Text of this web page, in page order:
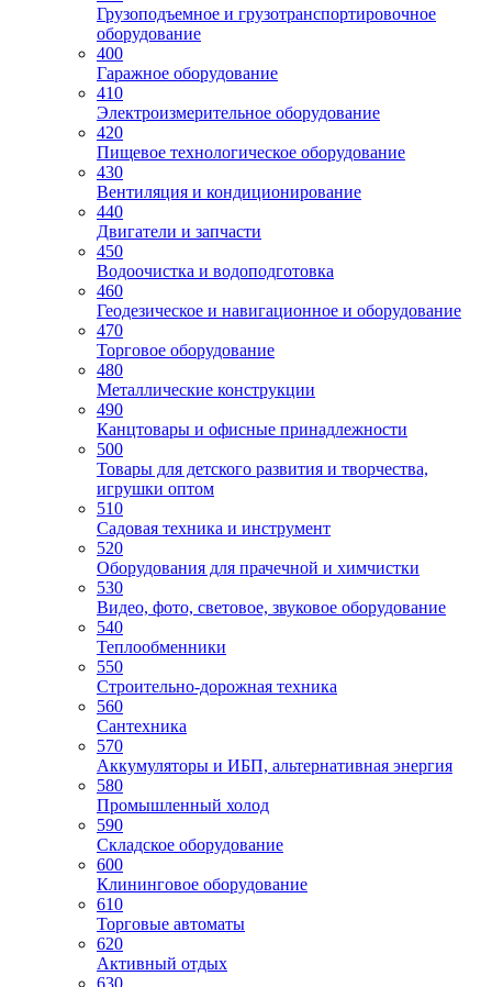
Грузоподъемное и грузотранспортировочное
оборудование
400
Гаражное оборудование
410
Электроизмерительное оборудование
420
Пищевое технологическое оборудование
430
Вентиляция и кондиционирование
440
Двигатели и запчасти
450
Водоочистка и водоподготовка
460
Геодезическое и навигационное и оборудование
470
Торговое оборудование
480
Металлические конструкции
490
Канцтовары и офисные принадлежности
500
Товары для детского развития и творчества,
игрушки оптом
510
Садовая техника и инструмент
520
Оборудования для прачечной и химчистки
530
Видео, фото, световое, звуковое оборудование
540
Теплообменники
550
Строительно-дорожная техника
560
Сантехника
570
Аккумуляторы и ИБП, альтернативная энергия
580
Промышленный холод
590
Складское оборудование
600
Клининговое оборудование
610
Торговые автоматы
620
Активный отдых
630